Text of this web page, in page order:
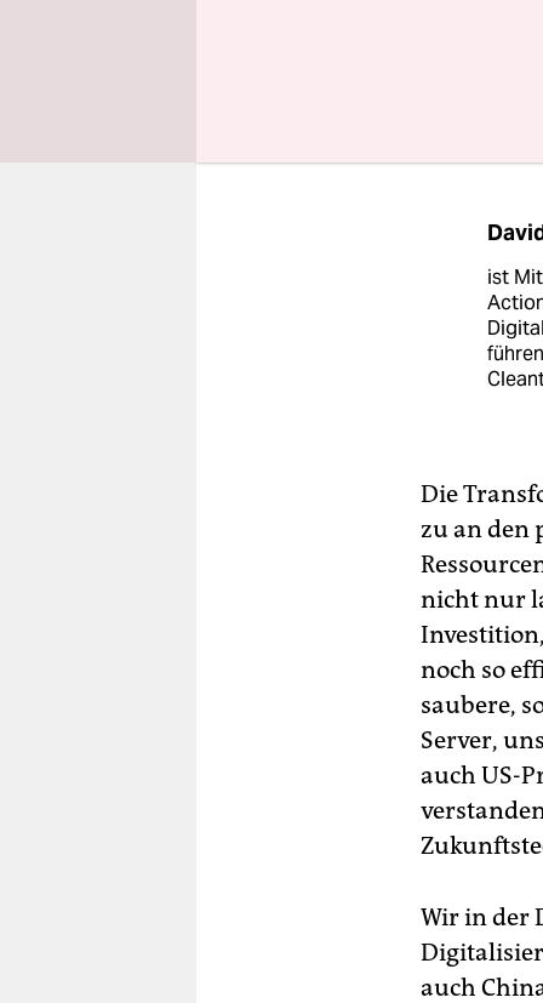
zweifelt
ist
Die
zu an den
nicht nur
noch so
saubere,
Server,
auch US-
Wir in der
auch